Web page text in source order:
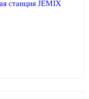
станция JEMIX